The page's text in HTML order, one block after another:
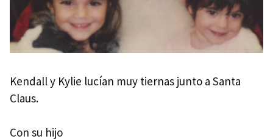
Kendall y Kylie lucían muy tiernas junto a Santa
Claus.
Con su hijo